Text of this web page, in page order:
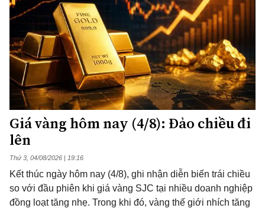
Giá vàng hôm nay (4/8): Đảo chiều đi
lên
Thứ 3, 04/08/2026 | 19:16
Kết thúc ngày hôm nay (4/8), ghi nhận diễn biến trái chiều
so với đầu phiên khi giá vàng SJC tại nhiều doanh nghiệp
đồng loạt tăng nhẹ. Trong khi đó, vàng thế giới nhích tăng